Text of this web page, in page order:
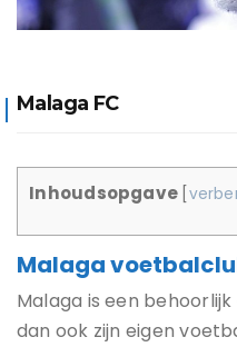
Malaga FC
Inhoudsopgave
Malaga
Malaga is een
dan ook zijn eigen